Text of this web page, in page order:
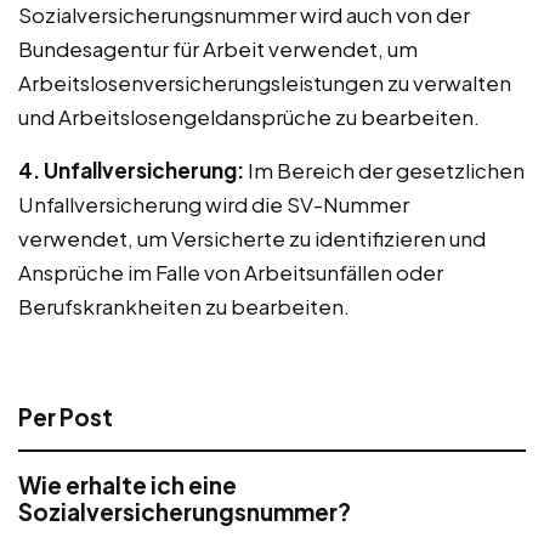
Sozialversicherungsnummer wird auch von der
Bundesagentur für Arbeit verwendet, um
Arbeitslosenversicherungsleistungen zu verwalten
und Arbeitslosengeldansprüche zu bearbeiten.
4. Unfallversicherung: Im Bereich der gesetzlichen
Unfallversicherung wird die SV-Nummer
verwendet, um Versicherte zu identifizieren und
Ansprüche im Falle von Arbeitsunfällen oder
Berufskrankheiten zu bearbeiten.
Per Post
Wie erhalte ich eine
Sozialversicherungsnummer?